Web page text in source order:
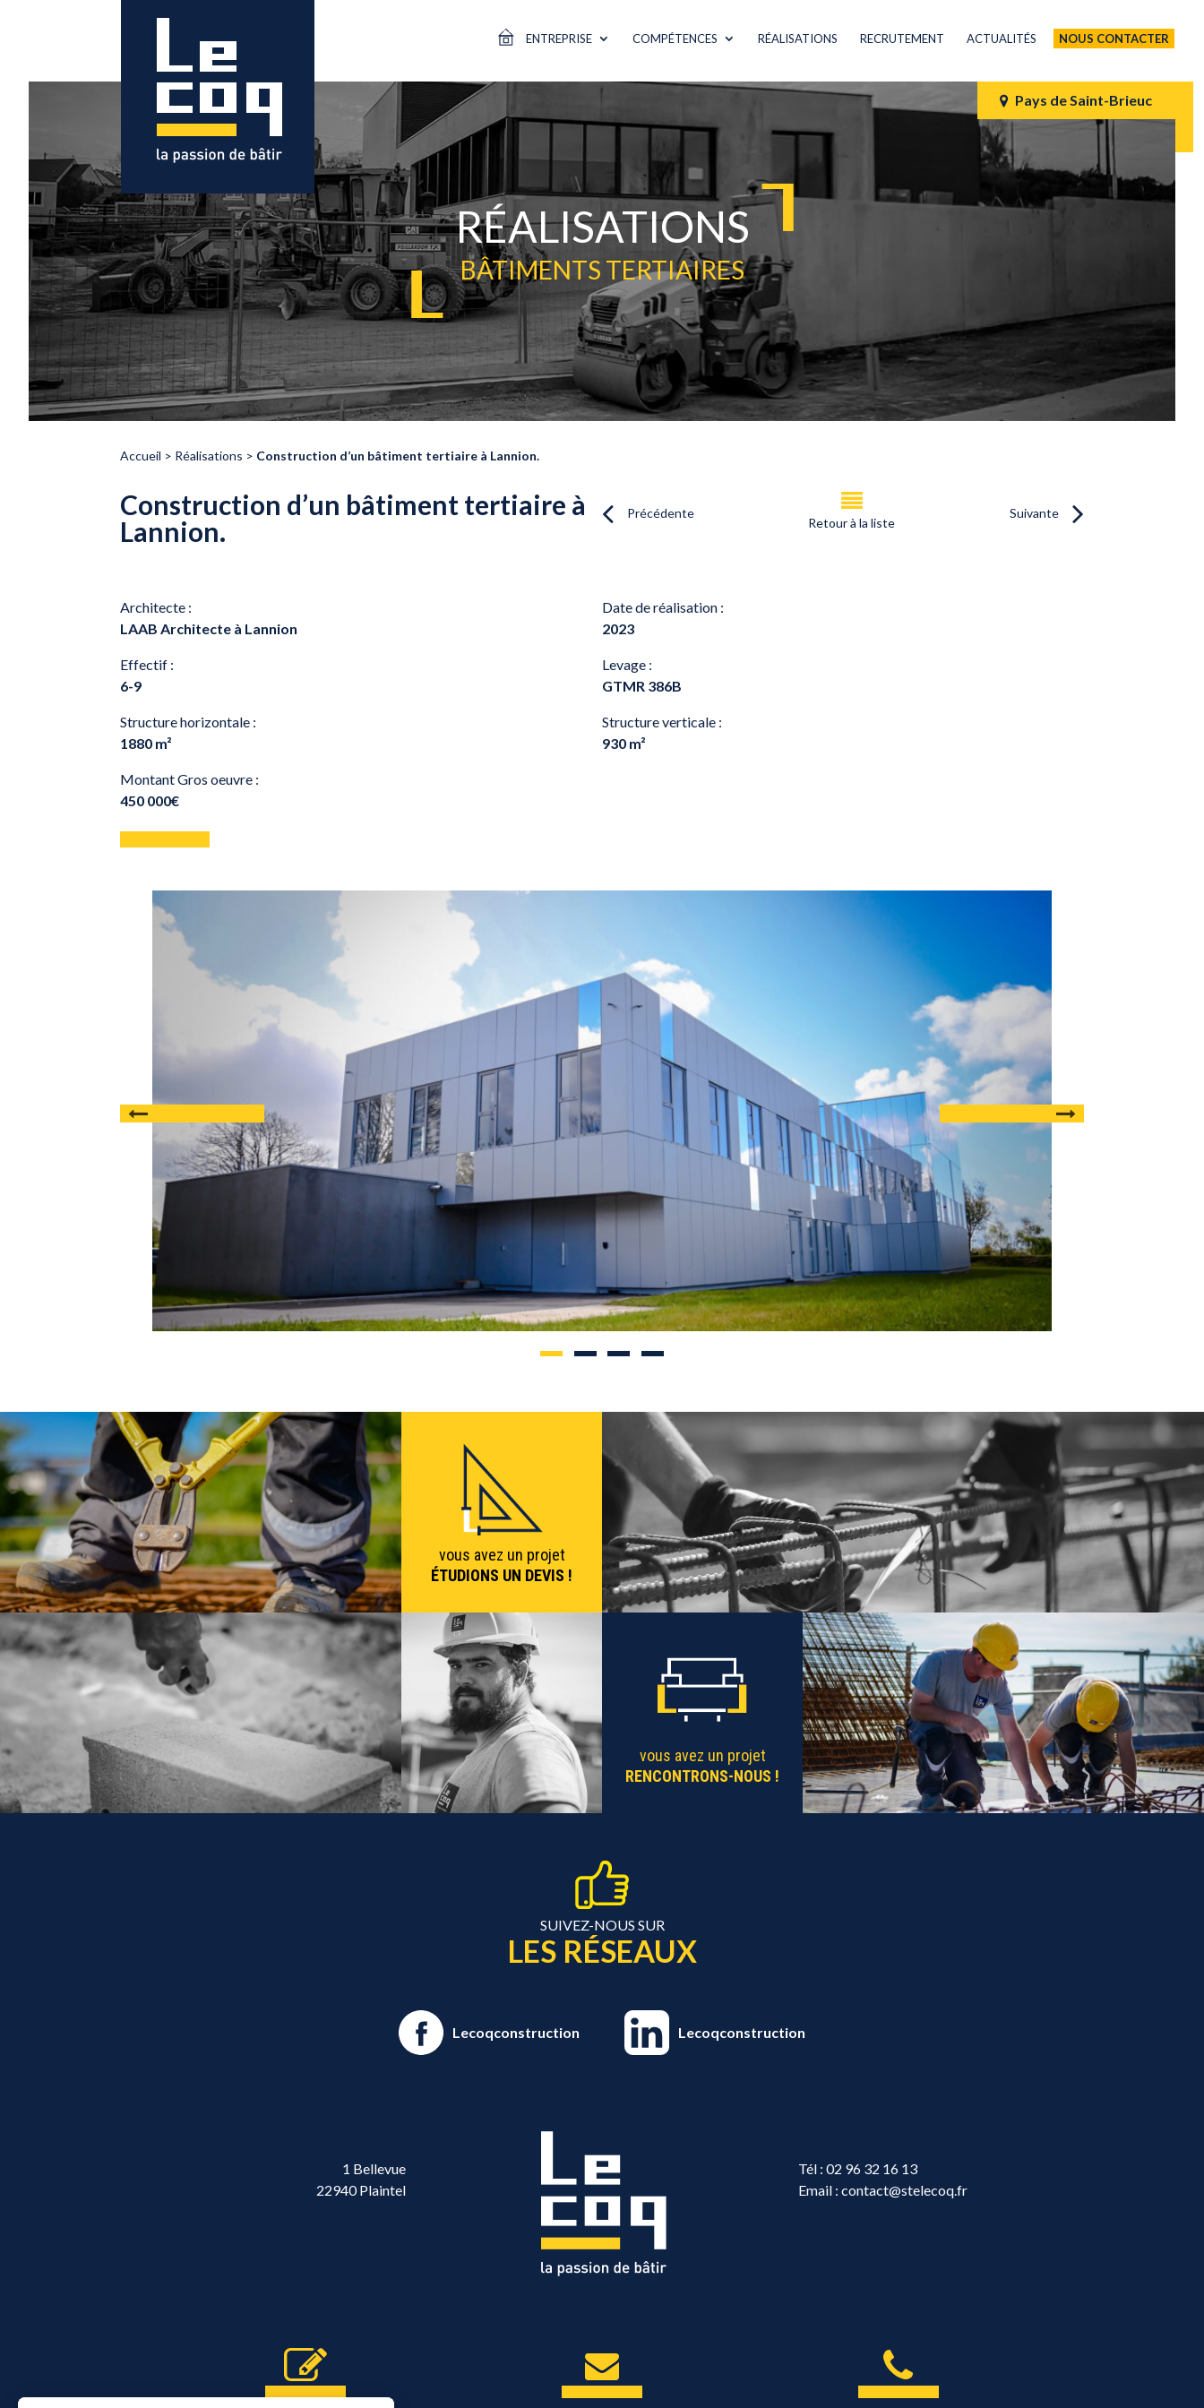
ENTREPRISE COMPÉTENCES RÉALISATIONS RECRUTEMENT ACTUALITÉS NOUS CONTACTER
Pays de Saint-Brieuc
RÉALISATIONS
BÂTIMENTS TERTIAIRES
Accueil > Réalisations > Construction d’un bâtiment tertiaire à Lannion.
Construction d’un bâtiment tertiaire à
Lannion.
Précédente
Retour à la liste
Suivante
Architecte :
LAAB Architecte à Lannion
Date de réalisation :
2023
Effectif :
6-9
Levage :
GTMR 386B
Structure horizontale :
1880 m²
Structure verticale :
930 m²
Montant Gros oeuvre :
450 000€
vous avez un projet
ÉTUDIONS UN DEVIS !
vous avez un projet
RENCONTRONS-NOUS !
SUIVEZ-NOUS SUR
LES RÉSEAUX
Lecoqconstruction Lecoqconstruction
1 Bellevue
22940 Plaintel
Tél : 02 96 32 16 13
Email : contact@stelecoq.fr